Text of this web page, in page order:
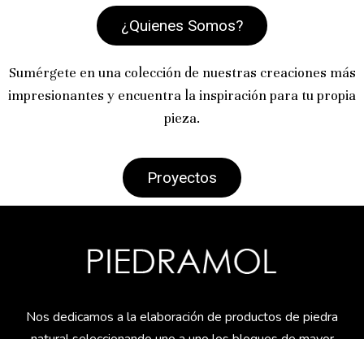
¿Quienes Somos?
Sumérgete en una colección de nuestras creaciones más
impresionantes y encuentra la inspiración para tu propia
pieza.
Proyectos
Nos dedicamos a la elaboración de productos de piedra